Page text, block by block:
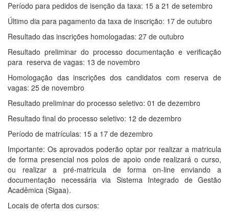
Período para pedidos de isenção da taxa: 15 a 21 de setembro
Último dia para pagamento da taxa de inscrição: 17 de outubro
Resultado das inscrições homologadas: 27 de outubro
Resultado preliminar do processo documentação e verificação
para reserva de vagas: 13 de novembro
Homologação das inscrições dos candidatos com reserva de
vagas: 25 de novembro
Resultado preliminar do processo seletivo: 01 de dezembro
Resultado final do processo seletivo: 12 de dezembro
Período de matrículas: 15 a 17 de dezembro
Importante: Os aprovados poderão optar por realizar a matricula
de forma presencial nos polos de apoio onde realizará o curso,
ou realizar a pré-matricula de forma on-line enviando a
documentação necessária via Sistema Integrado de Gestão
Acadêmica (Sigaa).
Locais de oferta dos cursos: